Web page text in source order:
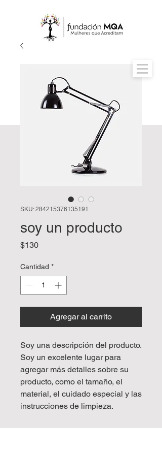
SKU: 284215376135191
soy un producto
$130Precio
Cantidad *
Agregar al carrito
Soy una descripción del producto.
Soy un excelente lugar para
agregar más detalles sobre su
producto, como el tamaño, el
material, el cuidado especial y las
instrucciones de limpieza.